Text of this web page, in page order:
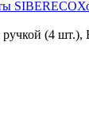
SIBERECO
(4 шт.),